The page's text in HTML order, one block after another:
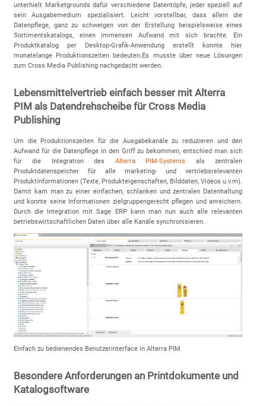
unterhielt Marketgrounds dafür verschiedene Datentöpfe, jeder speziell auf
sein Ausgabemedium spezialisiert. Leicht vorstellbar, dass allein die
Datenpflege, ganz zu schweigen von der Erstellung beispielsweise eines
Sortimentskatalogs, einen immensen Aufwand mit sich brachte. Ein
Produktkatalog per Desktop-Grafik-Anwendung erstellt konnte hier
monatelange Produktionszeiten bedeuten.Es musste über neue Lösungen
zum Cross Media Publishing nachgedacht werden.
Lebensmittelvertrieb einfach besser mit Alterra
PIM als Datendrehscheibe für Cross Media
Publishing
Um die Produktionszeiten für die Ausgabekanäle zu reduzieren und den
Aufwand für die Datenpflege in den Griff zu bekommen, entschied man sich
für die Integration des Alterra PIM-Systems als zentralen
Produktdatenspeicher für alle marketing- und vertriebsrelevanten
Produktinformationen (Texte, Produkteigenschaften, Bilddaten, Videos u.v.m).
Damit kam man zu einer einfachen, schlanken und zentralen Datenhaltung
und konnte seine Informationen zielgruppengerecht pflegen und anreichern.
Durch die Integration mit Sage ERP kann man nun auch alle relevanten
betriebswirtschaftlichen Daten über alle Kanäle synchronisieren.
Einfach zu bedienendes Benutzerinterface in Alterra PIM
Besondere Anforderungen an Printdokumente und
Katalogsoftware